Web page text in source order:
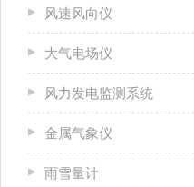
风速风向仪
大气电场仪
风力发电监测系统
金属气象仪
雨雪量计